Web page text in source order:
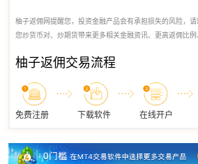
柚子返佣网提醒您，投资金融产品会有承担损失的风险，
您炒货币对、炒期货带来更多相关金融资讯、更高返佣比例
柚子返佣交易流程
免费注册 下载软件 在线开户